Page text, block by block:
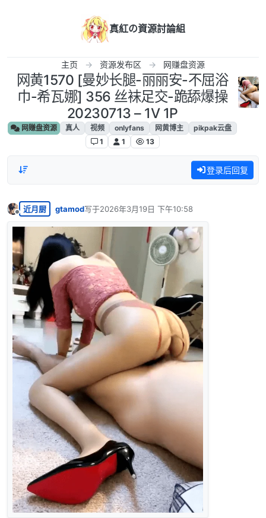
真紅の資源討論組
主页 资源发布区 网赚盘资源
网黄1570 [曼妙长腿-丽丽安-不屈浴
巾-希瓦娜] 356 丝袜足交-跪舔爆操
20230713 – 1V 1P
网赚盘资源 真人 视频 onlyfans 网黄博主
pikpak云盘
1
1 13
登录后回复
离线
近月厨 gtamod写于2026年3月19日 下午10:58
最后由 编辑